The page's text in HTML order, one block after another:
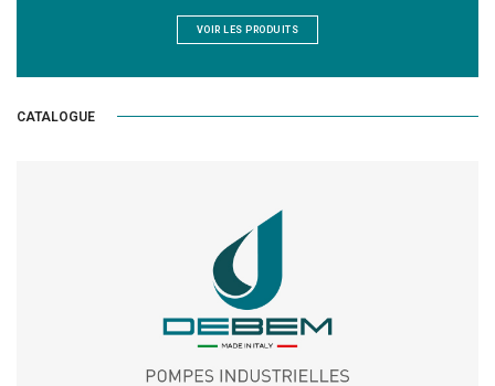
VOIR LES PRODUITS
CATALOGUE